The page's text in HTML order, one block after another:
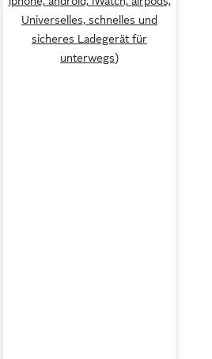
Universelles, schnelles und
sicheres Ladegerät für
unterwegs)